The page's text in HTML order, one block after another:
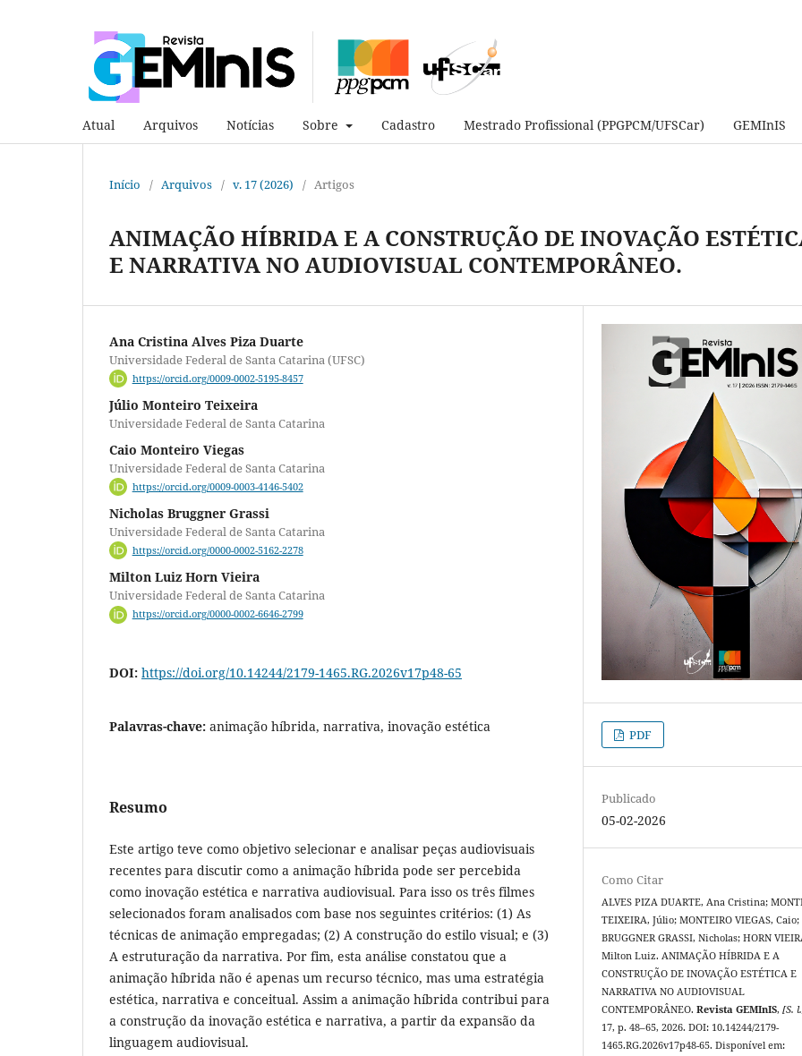
Atual Arquivos Notícias Sobre Cadastro Mestrado Profissional (PPGPCM/UFSCar) GEMInIS
Início / Arquivos / v. 17 (2026) / Artigos
ANIMAÇÃO HÍBRIDA E A CONSTRUÇÃO DE INOVAÇÃO
E NARRATIVA NO AUDIOVISUAL CONTEMPORÂNEO.
Ana Cristina Alves Piza Duarte
Universidade Federal de Santa Catarina (UFSC)
https://orcid.org/0009-0002-5195-8457
Júlio Monteiro Teixeira
Universidade Federal de Santa Catarina
Caio Monteiro Viegas
Universidade Federal de Santa Catarina
https://orcid.org/0009-0003-4146-5402
Nicholas Bruggner Grassi
Universidade Federal de Santa Catarina
https://orcid.org/0000-0002-5162-2278
Milton Luiz Horn Vieira
Universidade Federal de Santa Catarina
https://orcid.org/0000-0002-6646-2799
DOI: https://doi.org/10.14244/2179-1465.RG.2026v17p48-65
Palavras-chave: animação híbrida, narrativa, inovação estética
Resumo
Este artigo teve como objetivo selecionar e analisar peças audiovisuais
recentes para discutir como a animação híbrida pode ser percebida
como inovação estética e narrativa audiovisual. Para isso os três filmes
selecionados foram analisados com base nos seguintes critérios: (1) As
técnicas de animação empregadas; (2) A construção do estilo visual; e (3)
A estruturação da narrativa. Por fim, esta análise constatou que a
animação híbrida não é apenas um recurso técnico, mas uma estratégia
estética, narrativa e conceitual. Assim a animação híbrida contribui para
a construção da inovação estética e narrativa, a partir da expansão da
linguagem audiovisual.
PDF
Publicado
05-02-2026
Como Citar
ALVES PIZA DUARTE, Ana Cristina;
TEIXEIRA, Júlio; MONTEIRO VIEGAS, Caio;
BRUGGNER GRASSI, Nicholas; HORN
Milton Luiz. ANIMAÇÃO HÍBRIDA E A
CONSTRUÇÃO DE INOVAÇÃO ESTÉTICA E
NARRATIVA NO AUDIOVISUAL
CONTEMPORÂNEO.Revista GEMInIS,[S.
17, p. 48–65, 2026. DOI: 10.14244/2179-
1465.RG.2026v17p48-65. Disponível em: